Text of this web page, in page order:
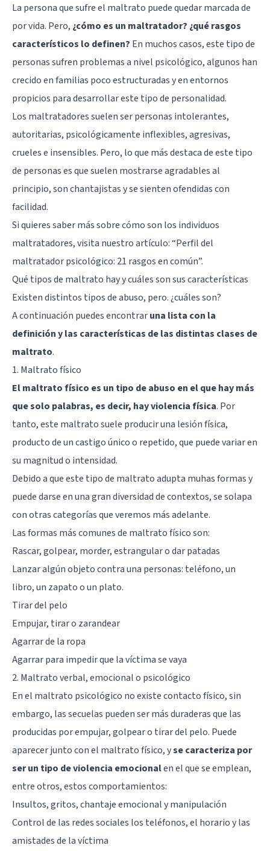
La persona que sufre el maltrato puede quedar marcada de
por vida. Pero, ¿cómo es un maltratador? ¿qué rasgos
característicos lo definen? En muchos casos, este tipo de
personas sufren problemas a nivel psicológico, algunos han
crecido en familias poco estructuradas y en entornos
propicios para desarrollar este tipo de personalidad.
Los maltratadores suelen ser personas intolerantes,
autoritarias, psicológicamente inflexibles, agresivas,
crueles e insensibles. Pero, lo que más destaca de este tipo
de personas es que suelen mostrarse agradables al
principio, son chantajistas y se sienten ofendidas con
facilidad.
Si quieres saber más sobre cómo son los individuos
maltratadores, visita nuestro artículo: “Perfil del
maltratador psicológico: 21 rasgos en común”.
Qué tipos de maltrato hay y cuáles son sus características
Existen distintos tipos de abuso, pero. ¿cuáles son?
A continuación puedes encontraruna lista con la
definición y las características de las distintas clases de
maltrato.
1. Maltrato físico
El maltrato físico es un tipo de abuso en el que hay más
que solo palabras, es decir, hay violencia física. Por
tanto, este maltrato suele producir una lesión física,
producto de un castigo único o repetido, que puede variar en
su magnitud o intensidad.
Debido a que este tipo de maltrato adupta muhas formas y
puede darse en una gran diversidad de contextos, se solapa
con otras categorías que veremos más adelante.
Las formas más comunes de maltrato físico son:
Rascar, golpear, morder, estrangular o dar patadas
Lanzar algún objeto contra una personas: teléfono, un
libro, un zapato o un plato.
Tirar del pelo
Empujar, tirar o zarandear
Agarrar de la ropa
Agarrar para impedir que la víctima se vaya
2. Maltrato verbal, emocional o psicológico
En el maltrato psicológico no existe contacto físico, sin
embargo, las secuelas pueden ser más duraderas que las
producidas por empujar, golpear o tirar del pelo. Puede
aparecer junto con el maltrato físico, yse caracteriza por
ser un tipo de violencia emocionalen el que se emplean,
entre otros, estos comportamientos:
Insultos, gritos,chantaje emocionaly manipulación
Control de las redes sociales los teléfonos, el horario y las
amistades de la víctima